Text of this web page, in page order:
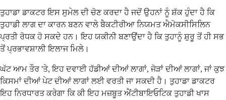
ਤੁਹਾਡਾ ਡਾਕਟਰ ਇਸ ਸੁਮੇਲ ਦੀ ਚੋਣ ਕਰਦਾ ਹੈ ਜਦੋਂ ਉਹਨਾਂ ਨੂੰ ਸ਼ੱਕ ਹੁੰਦਾ ਹੈ ਕਿ
ਤੁਹਾਡੀ ਲਾਗ ਦਾ ਕਾਰਨ ਬਣਨ ਵਾਲੇ ਬੈਕਟੀਰੀਆ ਨਿਯਮਤ ਐਮੋਕਸੀਸਿਲਿਨ
ਪ੍ਰਤੀ ਰੋਧਕ ਹੋ ਸਕਦੇ ਹਨ। ਇਹ ਯਕੀਨੀ ਬਣਾਉਂਦਾ ਹੈ ਕਿ ਤੁਹਾਨੂੰ ਸ਼ੁਰੂ ਤੋਂ ਹੀ ਸਭ
ਤੋਂ ਪ੍ਰਭਾਵਸ਼ਾਲੀ ਇਲਾਜ ਮਿਲੇ।
ਘੱਟ ਆਮ ਤੌਰ 'ਤੇ, ਇਹ ਦਵਾਈ ਹੱਡੀਆਂ ਦੀਆਂ ਲਾਗਾਂ, ਜੋੜਾਂ ਦੀਆਂ ਲਾਗਾਂ, ਜਾਂ ਕੁਝ
ਕਿਸਮਾਂ ਦੀਆਂ ਪੇਟ ਦੀਆਂ ਲਾਗਾਂ ਲਈ ਵਰਤੀ ਜਾ ਸਕਦੀ ਹੈ। ਤੁਹਾਡਾ ਡਾਕਟਰ
ਇਹ ਨਿਰਧਾਰਤ ਕਰੇਗਾ ਕਿ ਕੀ ਇਹ ਮਜ਼ਬੂਤ ਐਂਟੀਬਾਇਓਟਿਕ ਤੁਹਾਡੀ ਖਾਸ